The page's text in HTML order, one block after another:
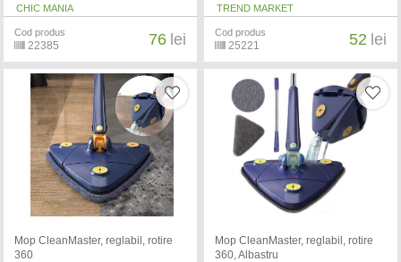
CHIC MANIA
Cod produs
22385 76 lei
TREND MARKET
Cod produs
25221 52 lei
Mop CleanMaster, reglabil, rotire
360
Mop CleanMaster, reglabil, rotire
360, Albastru